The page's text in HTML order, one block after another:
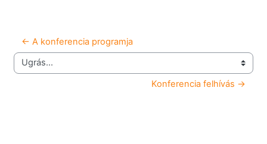
← A konferencia programja
Ugrás...
Konferencia felhívás →